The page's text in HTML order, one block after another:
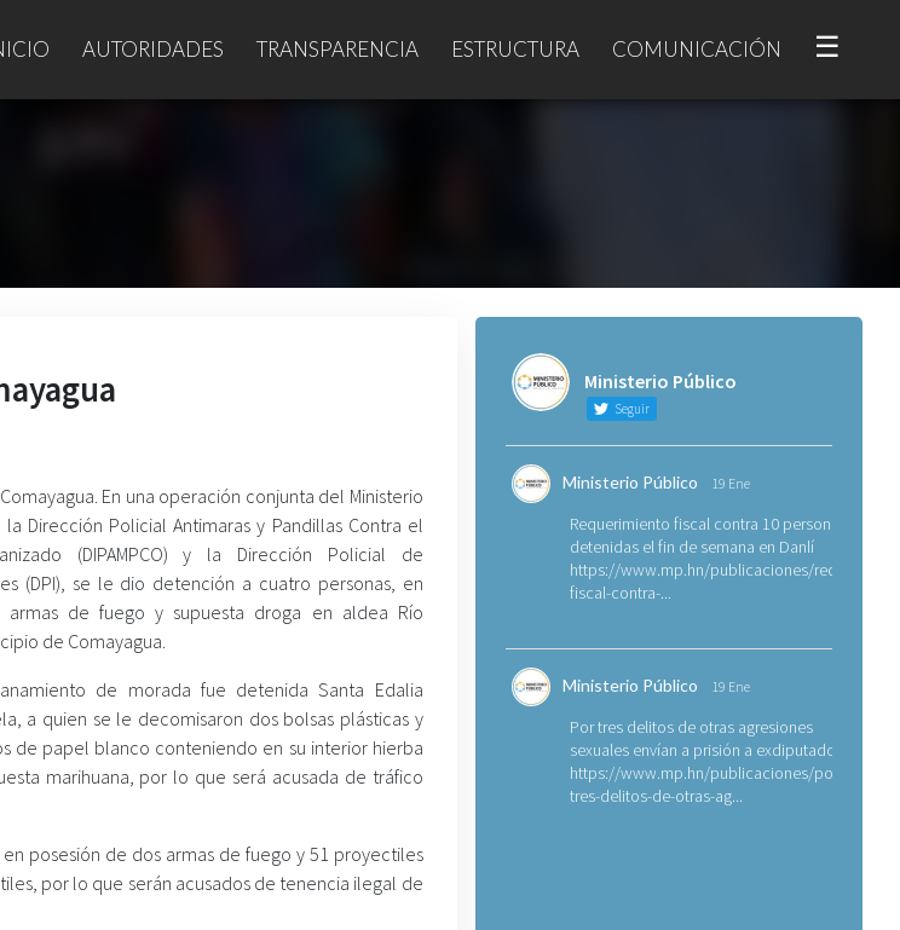
AUTORIDADES TRANSPARENCIA ESTRUCTURA COMUNICACIÓN ☰
En una operación conjunta del Ministerio
la Dirección Policial Antimaras y Pandillas Contra el
(DIPAMPCO) y la Dirección Policial de
(DPI), se le dio detención a cuatro personas, en
armas de fuego y supuesta droga en aldea Río
de Comayagua.
de morada fue detenida Santa Edalia
a quien se le decomisaron dos bolsas plásticas y
de papel blanco conteniendo en su interior hierba
marihuana, por lo que será acusada de tráfico
posesión de dos armas de fuego y 51 proyectiles
por lo que serán acusados de tenencia ilegal de
Ministerio Público
Seguir
Ministerio Público 19 Ene
Requerimiento fiscal contra 10 personas
detenidas el fin de semana en Danlí
https://www.mp.hn/publicaciones/
fiscal-contra-...
Ministerio Público 19 Ene
Por tres delitos de otras agresiones
sexuales envían a prisión a exdiputado
https://www.mp.hn/publicaciones/por-
tres-delitos-de-otras-ag...